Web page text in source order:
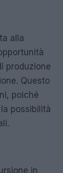
alla
produzione
Questo
poiché
possibilità
in